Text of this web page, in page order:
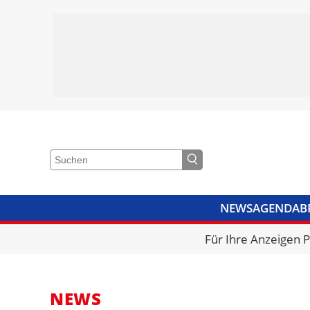
NEWSAGENDA
VIDEOSBIBLIOTHEK
Für Ihre Anzeigen
NEWS